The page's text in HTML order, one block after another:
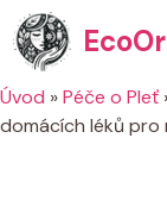
Přeskočit
na
obsah
Úvod »Péče o Pleť
domácích léků pro